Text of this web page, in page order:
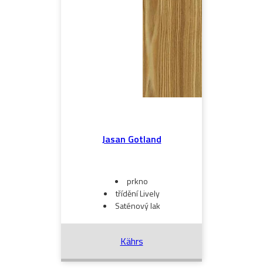
Jasan Gotland
prkno
třídění Lively
Saténový lak
Kährs